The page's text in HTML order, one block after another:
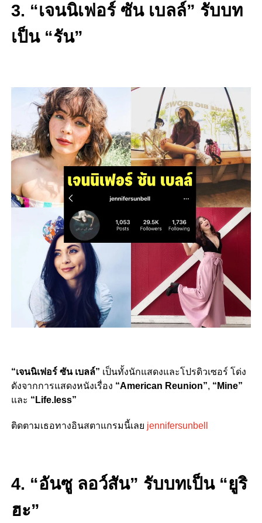
3. “เจนนิเฟอร์ ซัน เบลล์” รับบท
เป็น “รัน”
“เจนนิเฟอร์ ซัน เบลล์” เป็นทั้งนักแสดงและโปรดิวเซอร์ โด่ง
ดังจากการแสดงหนังเรื่อง “American Reunion”, “ Mine”
และ “Life.less”
ติดตามเธอทางอินสตาแกรมนี้เลย jennifersunbell
4. “อันซู ลอว์สัน” รับบทเป็น “ยูริ
ฮะ”